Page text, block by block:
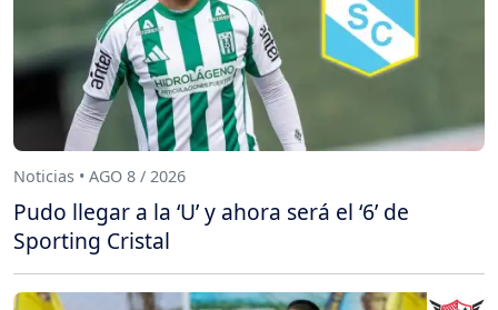
Noticias • AGO 8 / 2026
Pudo llegar a la ‘U’ y ahora será el ‘6’ de
Sporting Cristal